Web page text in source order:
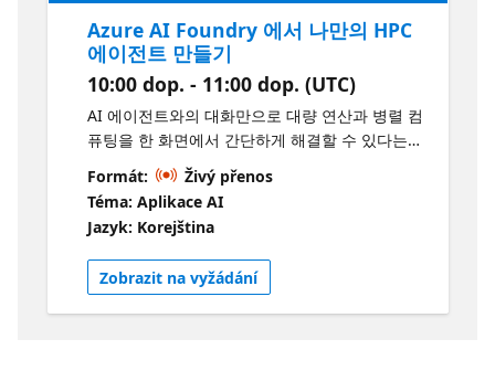
bi/create-reports/copilot-introduction
https://learn.microsoft.com/en-
us/copilot/tutorials/copilot-in-microsoft-
fabric
Azure AI Foundry 에서 나만의 HPC
에이전트 만들기
10:00 dop. - 11:00 dop. (UTC)
AI 에이전트와의 대화만으로 대량 연산과 병렬 컴
퓨팅을 한 화면에서 간단하게 해결할 수 있다는
것을 보여드리겠습니다. Azure가 어렵다구요? 클
라우드도 어렵다구요? AI의 시대에서 그런 건 더
이상 핑계가 되지 않아요! Azure LLMOps 플랫폼
Azure AI Foundry의 다양한 기능을 알아보고, 나
만의 시나리오에 맞는 AI 에이전트를 구현하는 방
법을 소개합니다. AI와 Super-scale HPC infra의
시너지를 보여주는 시나리오로 준비했습니다.
Formát:
Živý přenos
Téma: Aplikace AI
Jazyk: Korejština
Zobrazit na vyžádání